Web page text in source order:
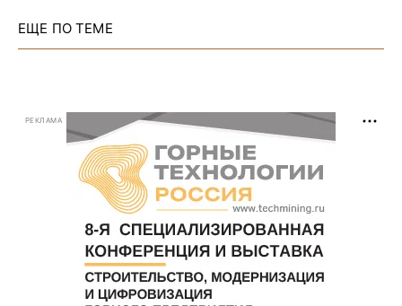
ЕЩЕ ПО ТЕМЕ
РЕКЛАМА